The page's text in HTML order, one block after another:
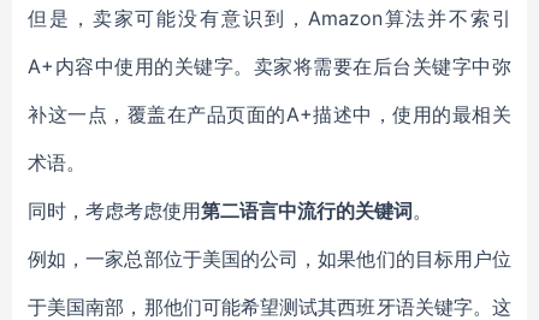
但是，卖家可能没有意识到，Amazon算法并不索引
A+内容中使用的关键字。卖家将需要在后台关键字中弥
补这一点，覆盖在产品页面的A+描述中，使用的最相关
术语。
同时，考虑考虑使用第二语言中流行的关键词。
例如，一家总部位于美国的公司，如果他们的目标用户位
于美国南部，那他们可能希望测试其西班牙语关键字。这